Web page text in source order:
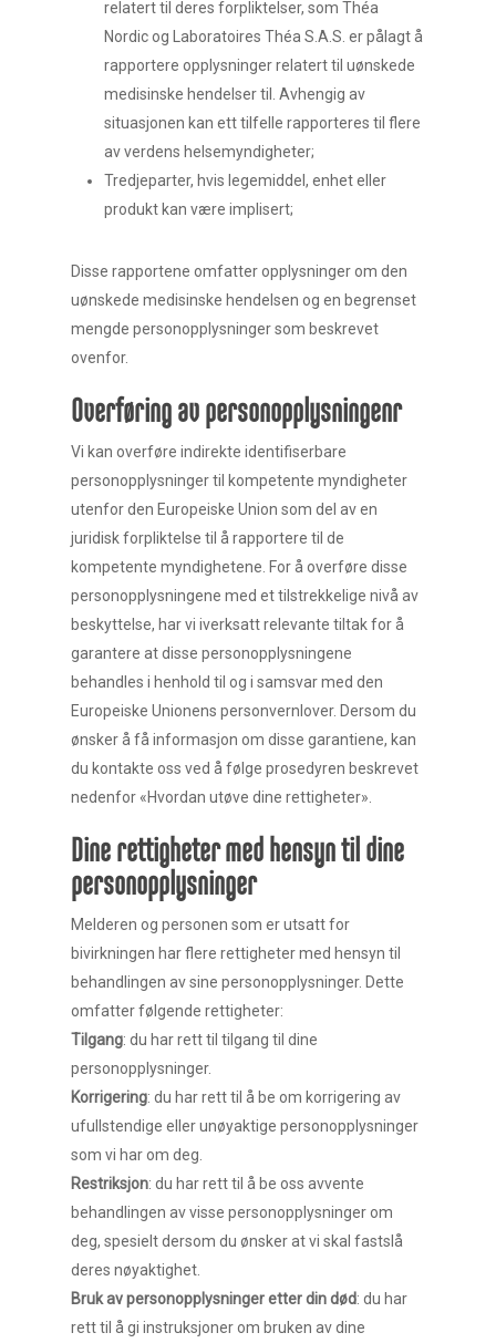
relatert til deres forpliktelser, som Théa
Nordic og Laboratoires Théa S.A.S. er pålagt å
rapportere opplysninger relatert til uønskede
medisinske hendelser til. Avhengig av
situasjonen kan ett tilfelle rapporteres til flere
av verdens helsemyndigheter;
Tredjeparter, hvis legemiddel, enhet eller
produkt kan være implisert;
Disse rapportene omfatter opplysninger om den
uønskede medisinske hendelsen og en begrenset
mengde personopplysninger som beskrevet
ovenfor.
Overføring av personopplysningenr
Vi kan overføre indirekte identifiserbare
personopplysninger til kompetente myndigheter
utenfor den Europeiske Union som del av en
juridisk forpliktelse til å rapportere til de
kompetente myndighetene. For å overføre disse
personopplysningene med et tilstrekkelige nivå av
beskyttelse, har vi iverksatt relevante tiltak for å
garantere at disse personopplysningene
behandles i henhold til og i samsvar med den
Europeiske Unionens personvernlover. Dersom du
ønsker å få informasjon om disse garantiene, kan
du kontakte oss ved å følge prosedyren beskrevet
nedenfor «Hvordan utøve dine rettigheter».
Dine rettigheter med hensyn til dine
personopplysninger
Melderen og personen som er utsatt for
bivirkningen har flere rettigheter med hensyn til
behandlingen av sine personopplysninger. Dette
omfatter følgende rettigheter:
Tilgang: du har rett til tilgang til dine
personopplysninger.
Korrigering: du har rett til å be om korrigering av
ufullstendige eller unøyaktige personopplysninger
som vi har om deg.
Restriksjon: du har rett til å be oss avvente
behandlingen av visse personopplysninger om
deg, spesielt dersom du ønsker at vi skal fastslå
deres nøyaktighet.
Bruk av personopplysninger etter din død: du har
rett til å gi instruksjoner om bruken av dine
Øyerenseprodukter og
For apotek og optikere
Media
Kjøp
Kontakt oss